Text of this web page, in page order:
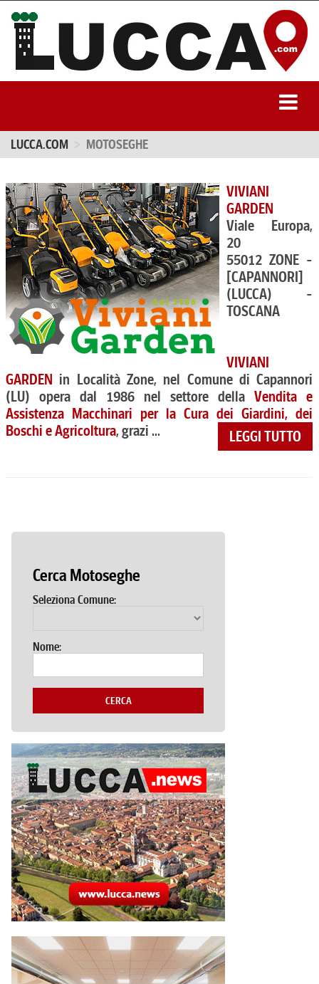
LUCCA.COM MOTOSEGHE
VIVIANI
GARDEN
Viale Europa,
20
55012 ZONE -
[CAPANNORI]
(LUCCA) -
TOSCANA
VIVIANI
GARDEN in Località Zone, nel Comune di Capannori
(LU) opera dal 1986 nel settore dellaVendita e
Assistenza Macchinari per la Cura dei Giardini, dei
Boschi e Agricoltura, grazi ... LEGGI TUTTO
Cerca Motoseghe
Seleziona Comune:
Nome:
CERCA